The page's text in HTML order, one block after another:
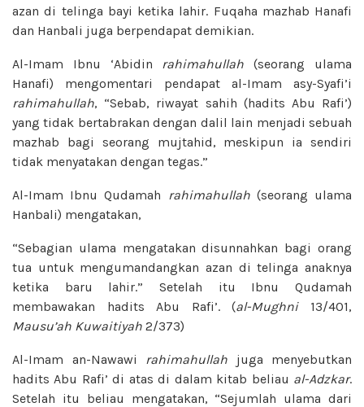
azan di telinga bayi ketika lahir. Fuqaha mazhab Hanafi
dan Hanbali juga berpendapat demikian.
Al-Imam Ibnu ‘Abidin rahimahullah (seorang ulama
Hanafi) mengomentari pendapat al-Imam asy-Syafi’i
rahimahullah, “Sebab, riwayat sahih (hadits Abu Rafi’)
yang tidak bertabrakan dengan dalil lain menjadi sebuah
mazhab bagi seorang mujtahid, meskipun ia sendiri
tidak menyatakan dengan tegas.”
Al-Imam Ibnu Qudamah rahimahullah(seorang ulama
Hanbali) mengatakan,
“Sebagian ulama mengatakan disunnahkan bagi orang
tua untuk mengumandangkan azan di telinga anaknya
ketika baru lahir.” Setelah itu Ibnu Qudamah
membawakan hadits Abu Rafi’. (al-Mughni 13/401,
Mausu’ah Kuwaitiyah 2/373)
Al-Imam an-Nawawi rahimahullah juga menyebutkan
hadits Abu Rafi’ di atas di dalam kitab beliau al-Adzkar.
Setelah itu beliau mengatakan, “Sejumlah ulama dari